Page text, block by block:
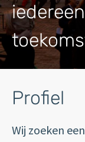
Profiel
Wij zoeken